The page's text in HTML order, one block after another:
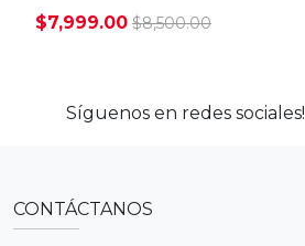
$7,999.00 $8,500.00
Síguenos en redes sociales!
CONTÁCTANOS